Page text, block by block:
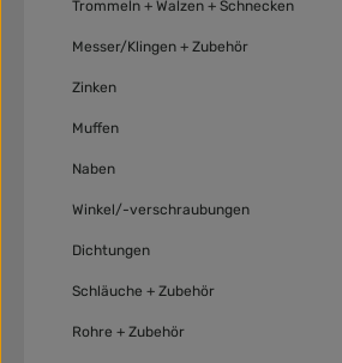
Trommeln + Walzen + Schnecken
Messer/Klingen + Zubehör
Zinken
Muffen
Naben
Winkel/-verschraubungen
Dichtungen
Schläuche + Zubehör
Rohre + Zubehör